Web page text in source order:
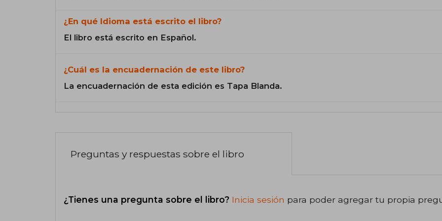
¿En qué Idioma está escrito el libro?
El libro está escrito en Español.
¿Cuál es la encuadernación de este libro?
La encuadernación de esta edición es Tapa Blanda.
Preguntas y respuestas sobre el libro
¿Tienes una pregunta sobre el libro? Inicia sesión para poder agregar tu propia